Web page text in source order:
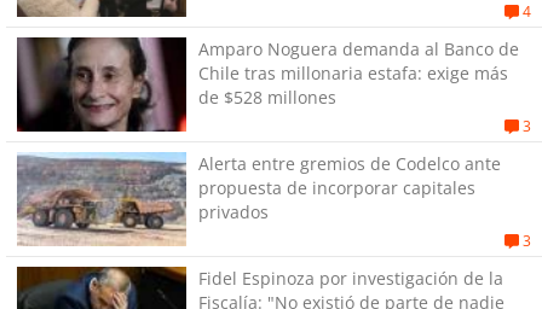
4
Amparo Noguera demanda al Banco de
Chile tras millonaria estafa: exige más
de $528 millones
3
Alerta entre gremios de Codelco ante
propuesta de incorporar capitales
privados
3
Fidel Espinoza por investigación de la
Fiscalía: "No existió de parte de nadie